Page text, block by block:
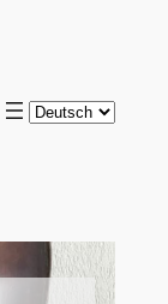
Choose